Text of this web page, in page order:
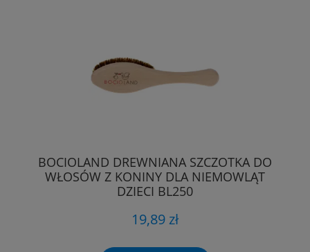
BOCIOLAND DREWNIANA SZCZOTKA DO
WŁOSÓW Z KONINY DLA NIEMOWLĄT
DZIECI BL250
19,89 zł